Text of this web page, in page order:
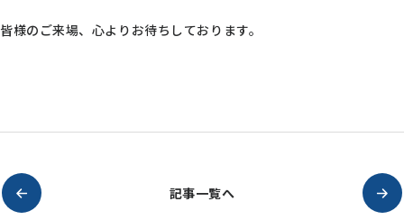
皆様のご来場、心よりお待ちしております。
記事一覧へ